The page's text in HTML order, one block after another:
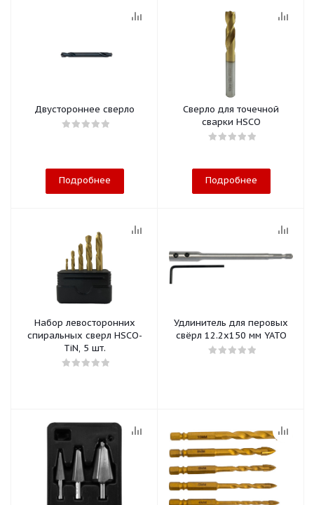
Двустороннее сверло
Подробнее
Сверло для точечной
сварки HSCO
Подробнее
Набор левосторонних
спиральных сверл HSCO-
TiN, 5 шт.
Удлинитель для перовых
свёрл 12.2х150 мм YATO